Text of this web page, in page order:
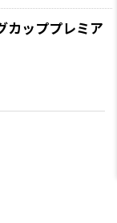
カッププレミア